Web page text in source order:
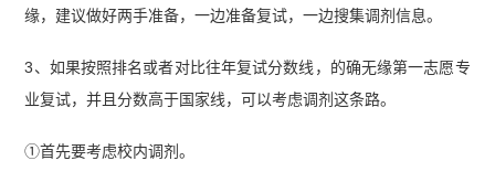
缘，建议做好两手准备，一边准备复试，一边搜集调剂信息。
3、如果按照排名或者对比往年复试分数线，的确无缘第一志愿专
业复试，并且分数高于国家线，可以考虑调剂这条路。
①首先要考虑校内调剂。